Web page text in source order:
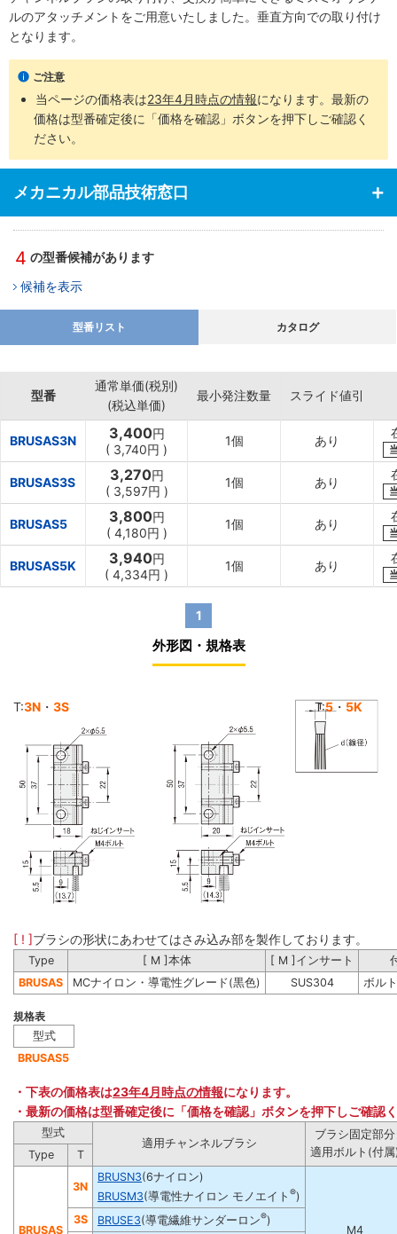
ルのアタッチメントをご用意いたしました。垂直方向での取り付け
となります。
ご注意
当ページの価格表は23年4月時点の情報になります。最新の
価格は型番確定後に「価格を確認」ボタンを押下しご確認く
ださい。
メカニカル部品技術窓口
4 の型番候補があります
候補を表示
型番リスト カタログ
型番
通常単価(税別)
(税込単価)
最小発注数量 スライド値引
BRUSAS3N 3,400円
( 3,740円 )
1個 あり
BRUSAS3S 3,270円
( 3,597円 )
1個 あり
BRUSAS5 3,800円
( 4,180円 )
1個 あり
BRUSAS5K 3,940円
( 4,334円 )
1個 あり
1
外形図・規格表
T:3N ・ 3S T:5 ・ 5K
[ ! ]ブラシの形状にあわせてはさみ込み部を製作しております。
Type [ M ]本体 [ M ]インサート
BRUSAS
MCナイロン・導電性グレード(黒色) SUS304 ボル
規格表
型式
BRUSAS5
・下表の価格表は23年4月時点の情報になります。
・最新の価格は型番確定後に「価格を確認」ボタンを押下しご確認
型式
適用チャンネルブラシ
ブラシ固定部分
適用ボルト(付
Type T
BRUSAS
3N
BRUSN3(6ナイロン)
BRUSM3(導電性ナイロン モノエイト ®)
M4
3S BRUSE3(導電繊維サンダーロン®)